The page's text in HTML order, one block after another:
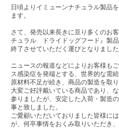
日頃よりイミューンナチュラル製品
ます。
さて、発売以来長きに亘り多くのお
チュラル ドライドッグフード』製
終了させていただく運びとなりまし
ニュースの報道などによりお客様も
ス感染症を発端とする、世界的な需
原材料不足が続き、商品の製造を取
大変ご好評戴いている商品であり、
参りましたが、安定した入荷・製造
事と致しました。
ご愛顧いただいておりました皆様に
が、何卒事情をおくみ取りいただき